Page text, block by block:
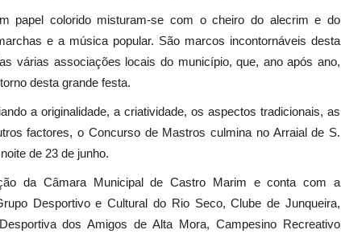
papel colorido misturam-se com o cheiro do alecrim e do
e a música popular. São marcos incontornáveis desta
várias associações locais do município, que, ano após ano,
desta grande festa.
a originalidade, a criatividade, os aspectos tradicionais, as
factores, o Concurso de Mastros culmina no Arraial de S.
de 23 de junho.
da Câmara Municipal de Castro Marim e conta com a
Desportivo e Cultural do Rio Seco, Clube de Junqueira,
dos Amigos de Alta Mora, Campesino Recreativo